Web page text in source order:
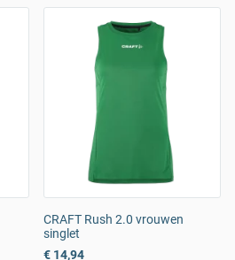
CRAFT Rush 2.0 vrouwen
singlet
€ 14,94